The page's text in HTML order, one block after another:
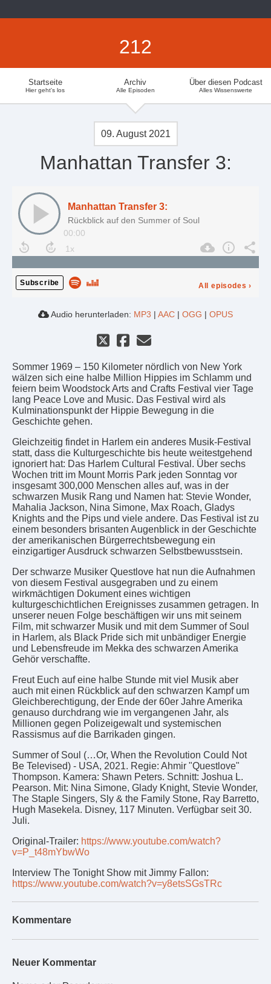
212
Startseite
Hier geht's los
Archiv
Alle Episoden
Über diesen Podcast
Alles Wissenswerte
09. August 2021
Manhattan Transfer 3:
Manhattan Transfer 3:
Rückblick auf den Summer of Soul
00:00
Subscribe All episodes ›
Audio herunterladen: MP3 | AAC | OGG | OPUS
Sommer 1969 – 150 Kilometer nördlich von New York
wälzen sich eine halbe Million Hippies im Schlamm und
feiern beim Woodstock Arts and Crafts Festival vier Tage
lang Peace Love and Music. Das Festival wird als
Kulminationspunkt der Hippie Bewegung in die
Geschichte gehen.
Gleichzeitig findet in Harlem ein anderes Musik-Festival
statt, dass die Kulturgeschichte bis heute weitestgehend
ignoriert hat: Das Harlem Cultural Festival. Über sechs
Wochen tritt im Mount Morris Park jeden Sonntag vor
insgesamt 300,000 Menschen alles auf, was in der
schwarzen Musik Rang und Namen hat: Stevie Wonder,
Mahalia Jackson, Nina Simone, Max Roach, Gladys
Knights and the Pips und viele andere. Das Festival ist zu
einem besonders brisanten Augenblick in der Geschichte
der amerikanischen Bürgerrechtsbewegung ein
einzigartiger Ausdruck schwarzen Selbstbewusstsein.
Der schwarze Musiker Questlove hat nun die Aufnahmen
von diesem Festival ausgegraben und zu einem
wirkmächtigen Dokument eines wichtigen
kulturgeschichtlichen Ereignisses zusammen getragen. In
unserer neuen Folge beschäftigen wir uns mit seinem
Film, mit schwarzer Musik und mit dem Summer of Soul
in Harlem, als Black Pride sich mit unbändiger Energie
und Lebensfreude im Mekka des schwarzen Amerika
Gehör verschaffte.
Freut Euch auf eine halbe Stunde mit viel Musik aber
auch mit einen Rückblick auf den schwarzen Kampf um
Gleichberechtigung, der Ende der 60er Jahre Amerika
genauso durchdrang wie im vergangenen Jahr, als
Millionen gegen Polizeigewalt und systemischen
Rassismus auf die Barrikaden gingen.
Summer of Soul (…Or, When the Revolution Could Not
Be Televised) - USA, 2021. Regie: Ahmir "Questlove"
Thompson. Kamera: Shawn Peters. Schnitt: Joshua L.
Pearson. Mit: Nina Simone, Glady Knight, Stevie Wonder,
The Staple Singers, Sly & the Family Stone, Ray Barretto,
Hugh Masekela. Disney, 117 Minuten. Verfügbar seit 30.
Juli.
Original-Trailer: https://www.youtube.com/watch?
v=P_t48mYbwWo
Interview The Tonight Show mit Jimmy Fallon:
https://www.youtube.com/watch?v=y8etsSGsTRc
Kommentare
Neuer Kommentar